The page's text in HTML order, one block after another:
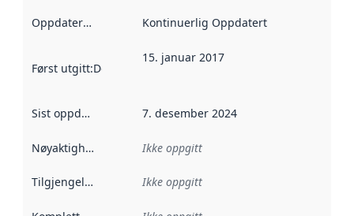
Oppdateringsfrekvens :
Kontinuerlig Oppdatert
Først utgitt:Denne datoen sier når dataene i dette
15. januar 2017
Sist oppdatert 7. desember 2024
Nøyaktighet Ikke oppgitt
Tilgjengelighet Ikke oppgitt